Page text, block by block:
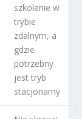
szkolenie w
trybie
zdalnym, a
gdzie
potrzebny
jest tryb
stacjonarny